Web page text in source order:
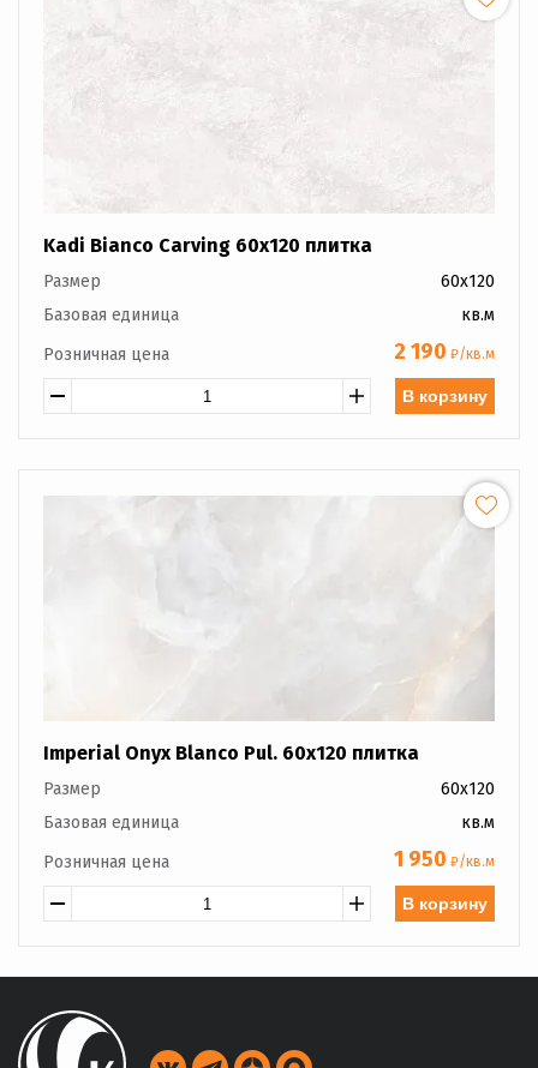
Kadi Bianco Carving 60x120 плитка
Размер
60x120
Базовая единица
кв.м
Розничная цена
2 190 ₽/кв.м
В корзину
Imperial Onyx Blanco Pul. 60x120 плитка
Размер
60x120
Базовая единица
кв.м
Розничная цена
1 950 ₽/кв.м
В корзину